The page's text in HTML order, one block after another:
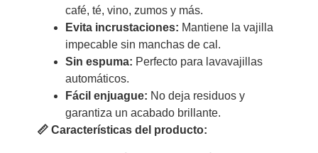
café, té, vino, zumos y más.
Evita incrustaciones: Mantiene la vajilla
impecable sin manchas de cal.
Sin espuma: Perfecto para lavavajillas
automáticos.
Fácil enjuague: No deja residuos y
garantiza un acabado brillante.
📏 Características del producto: